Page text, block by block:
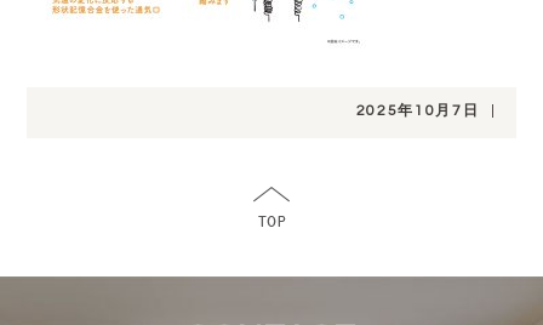
2025年10月7日